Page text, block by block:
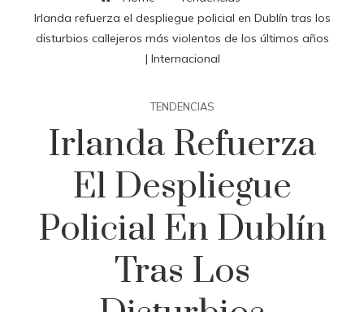
Irlanda refuerza el despliegue policial en Dublín tras los
disturbios callejeros más violentos de los últimos años
| Internacional
TENDENCIAS
Irlanda Refuerza
El Despliegue
Policial En Dublín
Tras Los